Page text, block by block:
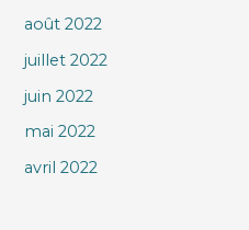
août 2022
juillet 2022
juin 2022
mai 2022
avril 2022